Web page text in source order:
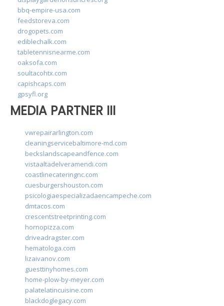
bbq-empire-usa.com
feedstoreva.com
drogopets.com
ediblechalk.com
tabletennisnearme.com
oaksofa.com
soultacohtx.com
capishcaps.com
gpsyfl.org
MEDIA PARTNER III
vwrepairarlington.com
cleaningservicebaltimore-md.com
beckslandscapeandfence.com
vistaaltadelveramendi.com
coastlinecateringnc.com
cuesburgershouston.com
psicologiaespecializadaencampeche.com
dmtacos.com
crescentstreetprinting.com
hornopizza.com
driveadragster.com
hematologa.com
lizaivanov.com
guesttinyhomes.com
home-plow-by-meyer.com
palatelatincuisine.com
blackdoglegacy.com